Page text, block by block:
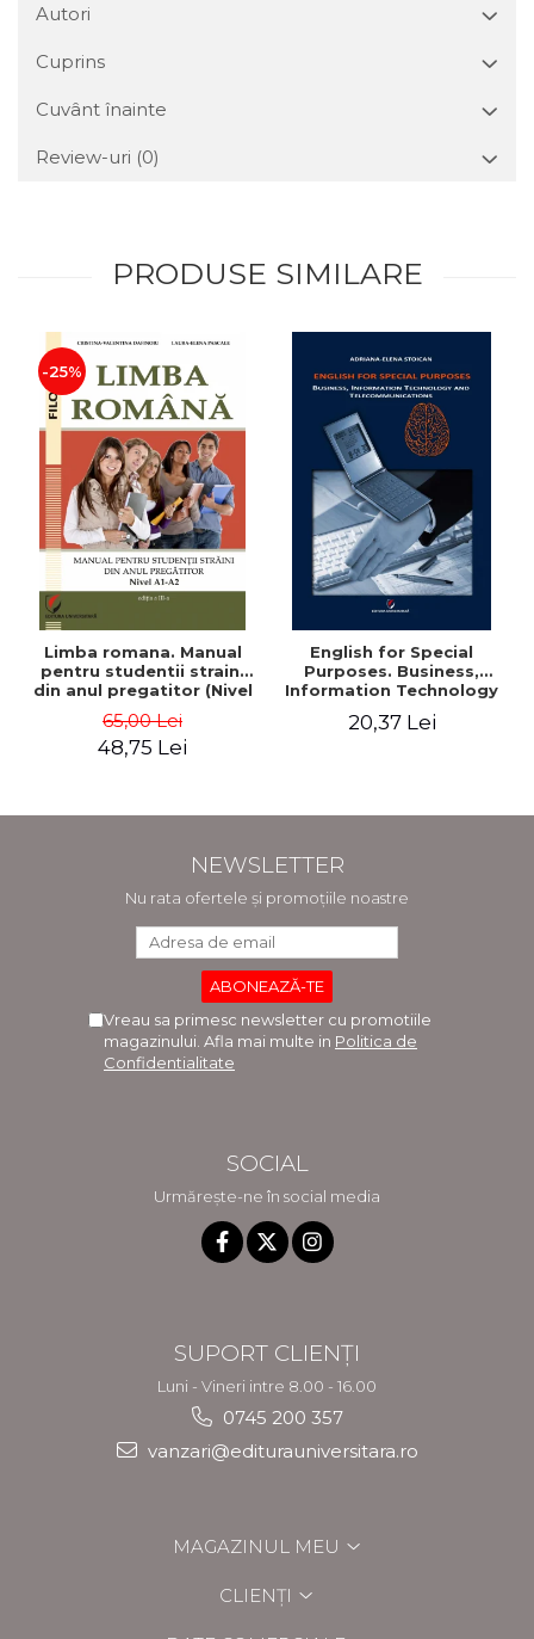
Autori
Cuprins
Cuvânt înainte
Review-uri (0)
PRODUSE SIMILARE
-25%
Limba romana. Manual
pentru studentii straini
din anul pregatitor (Nivel
65,00 Lei
48,75 Lei
English for Special
Purposes. Business,
Information Technology
- Adriana-Elena Stoican
20,37 Lei
NEWSLETTER
Nu rata ofertele și promoțiile noastre
Vreau sa primesc newsletter cu promotiile
magazinului. Afla mai multe in Politica de
Confidentialitate
SOCIAL
Urmărește-ne în social media
SUPORT CLIENȚI
Luni - Vineri intre 8.00 - 16.00
0745 200 357
vanzari@editurauniversitara.ro
MAGAZINUL MEU
CLIENȚI